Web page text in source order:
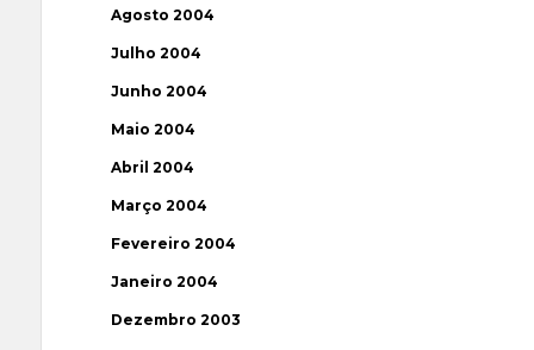
Agosto 2004
Julho 2004
Junho 2004
Maio 2004
Abril 2004
Março 2004
Fevereiro 2004
Janeiro 2004
Dezembro 2003